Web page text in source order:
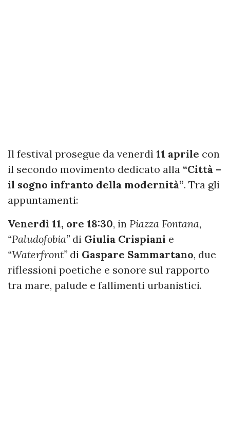
Il festival prosegue da venerdì 11 aprile con
il secondo movimento dedicato alla “Città –
il sogno infranto della modernità”. Tra gli
appuntamenti:
Venerdì 11, ore 18:30, in Piazza Fontana,
“Paludofobia” di Giulia Crispiani e
“Waterfront” di Gaspare Sammartano, due
riflessioni poetiche e sonore sul rapporto
tra mare, palude e fallimenti urbanistici.